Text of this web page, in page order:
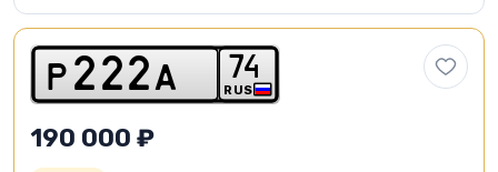
p 2 2 2 a RUS
74
190 000 ₽